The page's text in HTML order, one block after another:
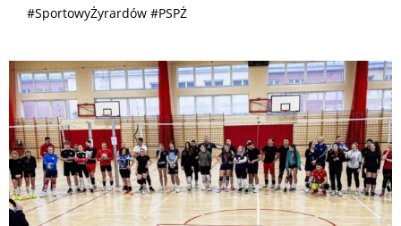
#SportowyŻyrardów #PSPŻ